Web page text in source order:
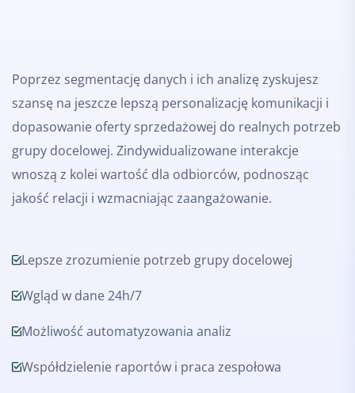
Poprzez segmentację danych i ich analizę zyskujesz
szansę na jeszcze lepszą personalizację komunikacji i
dopasowanie oferty sprzedażowej do realnych potrzeb
grupy docelowej. Zindywidualizowane interakcje
wnoszą z kolei wartość dla odbiorców, podnosząc
jakość relacji i wzmacniając zaangażowanie.
Lepsze zrozumienie potrzeb grupy docelowej
Wgląd w dane 24h/7
Możliwość automatyzowania analiz
Współdzielenie raportów i praca zespołowa